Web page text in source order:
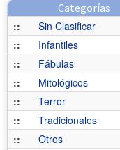
Categorías
::
Sin Clasificar
::
Infantiles
::
Fábulas
::
Mitológicos
::
Terror
::
Tradicionales
::
Otros